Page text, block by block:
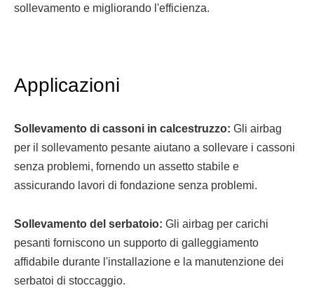
sollevamento e migliorando l'efficienza.
Applicazioni
Sollevamento di cassoni in calcestruzzo: Gli airbag
per il sollevamento pesante aiutano a sollevare i cassoni
senza problemi, fornendo un assetto stabile e
assicurando lavori di fondazione senza problemi.
Sollevamento del serbatoio: Gli airbag per carichi
pesanti forniscono un supporto di galleggiamento
affidabile durante l'installazione e la manutenzione dei
serbatoi di stoccaggio.